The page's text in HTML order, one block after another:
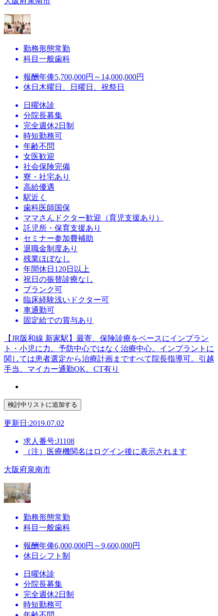
勤務形態常勤
科目 一般歯科
報酬年俸5,700,000円～14,000,000円
休日 木曜日、日曜日、祝祭日
日曜休診
分院長募集
完全週休2日制
時短勤務可
年齢不問
女医歓迎
社会保険完備
寮・社宅あり
高給優遇
駅近く
歯科医師国保
ママさんドクター歓迎（育児支援あり）
託児所・保育支援あり
セミナー参加費補助
退職金制度あり
残業ほぼなし
年間休日120日以上
祝日の振替診療なし
ブランク可
臨床経験浅いドクター可
車通勤可
固定給での賞与あり
【JR阪和線 新家駅】最寄、保険診療をベースにインプラン
ト・小児に力。予防中心ではなく治療中心。インプラントに
関しては患者選定から治療計画まですべて院長指導可。引越
手当、マイカー通勤OK。CT有り
更新日:2019.07.02
求人番号:J1108
（注）医療機関名はログイン後に表示されます
大阪府泉南市
勤務形態常勤
科目 一般歯科
報酬年俸6,000,000円～9,600,000円
休日 シフト制
日曜休診
分院長募集
完全週休2日制
時短勤務可